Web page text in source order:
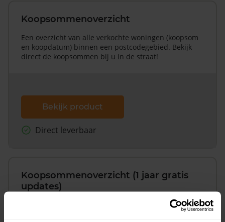
Koopsommenoverzicht
Een overzicht van alle verkochte woningen (koopsom
en koopdatum) binnen een postcodegebied. Bekijk
direct de koopsommen bij u in de straat!
Bekijk product
Direct leverbaar
Koopsommenoverzicht (1 jaar gratis
updates)